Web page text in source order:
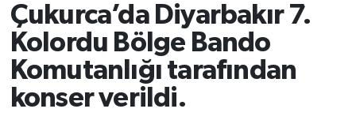
Çukurca’da Diyarbakır 7.
Kolordu Bölge Bando
Komutanlığı tarafından
konser verildi.
Ekonomi
Genel
Gündem
Tüm Manşetler
Son Dakika Haberleri
Haber Arşivi